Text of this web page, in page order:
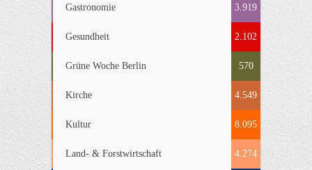
Gastronomie 3.919
Gesundheit 2.102
Grüne Woche Berlin 570
Kirche 4.549
Kultur 8.095
Land- & Forstwirtschaft 4.274